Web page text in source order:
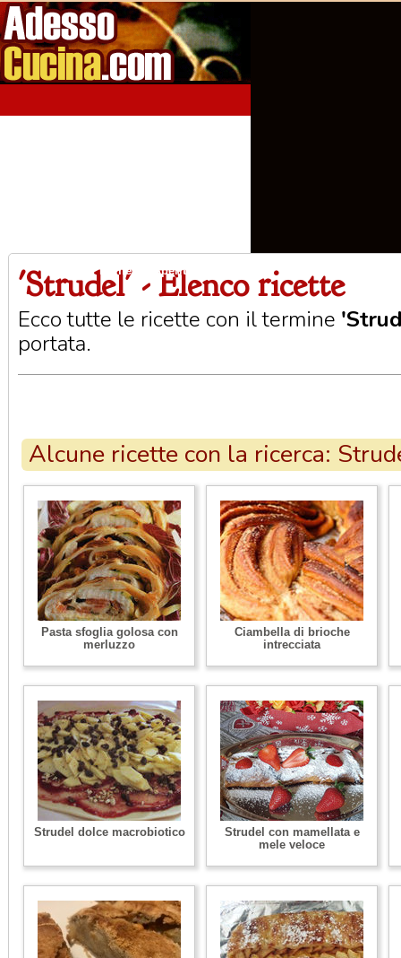
Home Aperitivi
'Strudel' - Elenco ricette
Ecco tutte le ricette con il termine
portata.
Alcune ricette con la ricerca:
Pasta sfoglia golosa con
merluzzo
Ciambella di brioche
intrecciata
Strudel dolce macrobiotico
Strudel con mamellata e
mele veloce